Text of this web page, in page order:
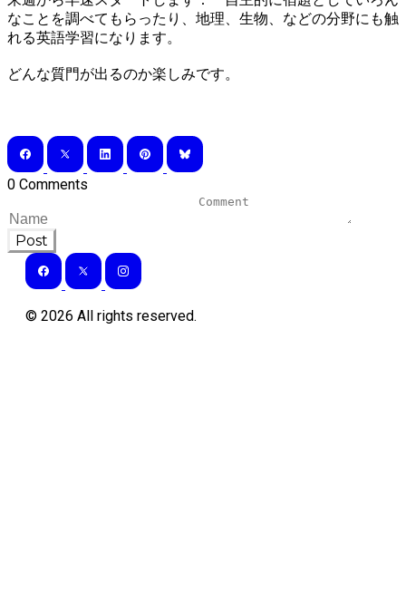
なことを調べてもらったり、地理、生物、などの分野にも触
れる英語学習になります。
どんな質門が出るのか楽しみです。
0 Comments
Post
© 2026 All rights reserved.